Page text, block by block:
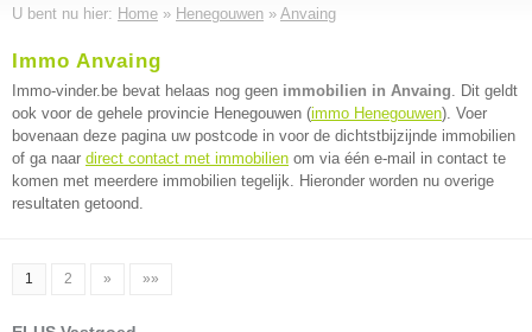
U bent nu hier: Home » Henegouwen » Anvaing
Immo Anvaing
Immo-vinder.be bevat helaas nog geen immobilien in Anvaing. Dit geldt
ook voor de gehele provincie Henegouwen (immo Henegouwen). Voer
bovenaan deze pagina uw postcode in voor de dichtstbijzijnde immobilien
of ga naar direct contact met immobilien om via één e-mail in contact te
komen met meerdere immobilien tegelijk. Hieronder worden nu overige
resultaten getoond.
1 2 » »»